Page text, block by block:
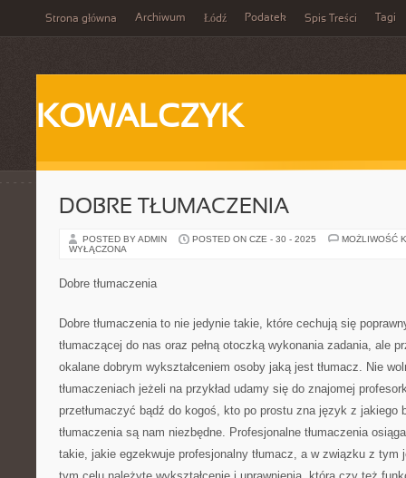
Strona główna Archiwum Łódź Podatek Spis Treści Tagi
KOWALCZYK
DOBRE TŁUMACZENIA
POSTED BY ADMIN POSTED ON CZE - 30 - 2025
MOŻLIWOŚĆ
WYŁĄCZONA
Dobre tłumaczenia
Dobre tłumaczenia to nie jedynie takie, które cechują się
tłumaczącej do nas oraz pełną otoczką wykonania zadania, ale
okalane dobrym wykształceniem osoby jaką jest tłumacz. Nie
tłumaczeniach jeżeli na przykład udamy się do znajomej
przetłumaczyć bądź do kogoś, kto po prostu zna język z jakiego
tłumaczenia są nam niezbędne. Profesjonalne tłumaczenia
takie, jakie egzekwuje profesjonalny tłumacz, a w związku z tym